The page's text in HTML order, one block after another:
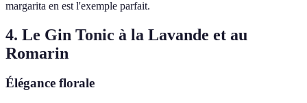
margarita en est l'exemple parfait.
4. Le Gin Tonic à la Lavande et au
Romarin
Élégance florale